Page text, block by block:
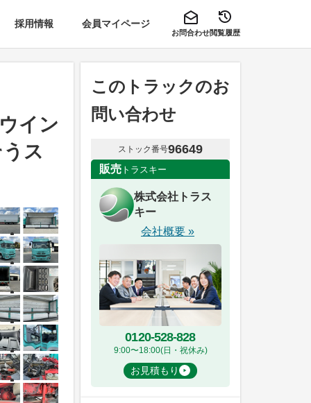
採用情報 会員マイページ
お問合わせ閲覧履歴
イン
ス
このトラックのお
問い合わせ
ストック番号96649
販売 トラスキー
株式会社トラス
キー
会社概要 »
0120-528-828
9:00〜18:00(日・祝休み)
お見積もり